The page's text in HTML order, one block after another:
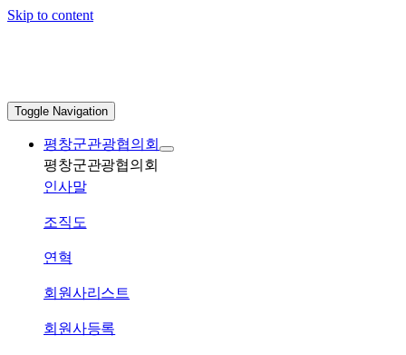
Skip to content
Toggle Navigation
평창군관광협의회
평창군관광협의회
인사말
조직도
연혁
회원사리스트
회원사등록